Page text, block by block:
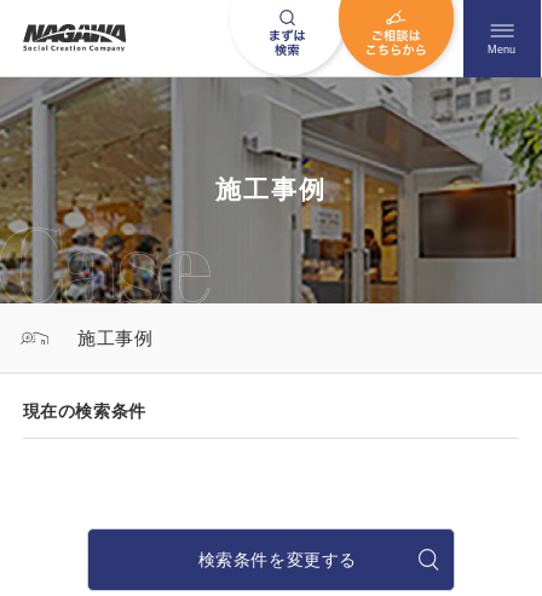
メニュ
Menu
お問い合わせはこちら
0120-09-9663
施工事例
施工事例
施工事例
現在の検索条件
検索条件を変更する